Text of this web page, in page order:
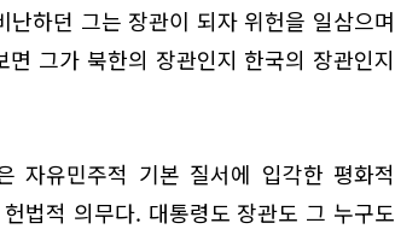
하던 그는 장관이 되자 위헌을 일삼으며
그가 북한의 장관인지 한국의 장관인지
자유민주적 기본 질서에 입각한 평화적
법적 의무다. 대통령도 장관도 그 누구도